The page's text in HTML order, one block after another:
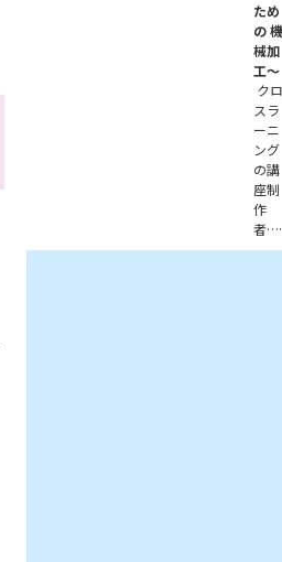
ため
の 機
械加
工～
クロ
スラ
ーニ
ング
の講
座制
作
者